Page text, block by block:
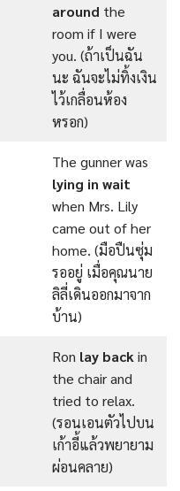
around the
room if I were
you. (ถ้าเป็นฉัน
นะ ฉันจะไม่ทิ้งเงิน
ไว้เกลื่อนห้อง
หรอก)
The gunner was
lying in wait
when Mrs. Lily
came out of her
home. (มือปืนซุ่ม
รออยู่ เมื่อคุณนาย
ลิลี่เดินออกมาจาก
บ้าน)
Ron lay back in
the chair and
tried to relax.
(รอนเอนตัวไปบน
เก้าอี้แล้วพยายาม
ผ่อนคลาย)